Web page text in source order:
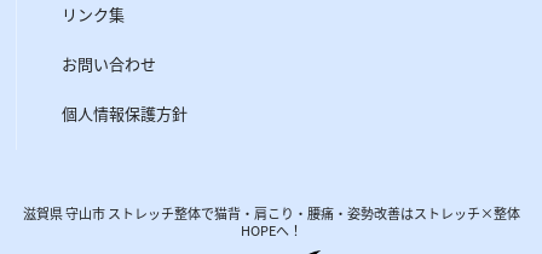
リンク集
お問い合わせ
個人情報保護方針
滋賀県 守山市 ストレッチ整体で猫背・肩こり・腰痛・姿勢改善はストレッチ×整体
HOPEへ！